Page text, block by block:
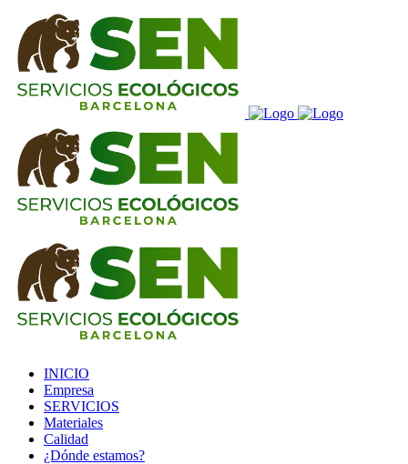
INICIO
Empresa
SERVICIOS
Materiales
Calidad
¿Dónde estamos?